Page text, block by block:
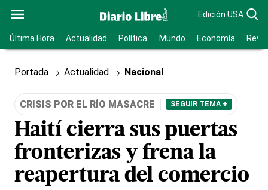
Edición USA
Última Hora Actualidad Política Mundo Economía
Portada Actualidad Nacional
CRISIS POR EL RÍO MASACRE SEGUIR TEMA +
Haití cierra sus puertas
fronterizas y frena la
reapertura del comercio